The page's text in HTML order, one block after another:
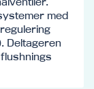
med
Deltageren